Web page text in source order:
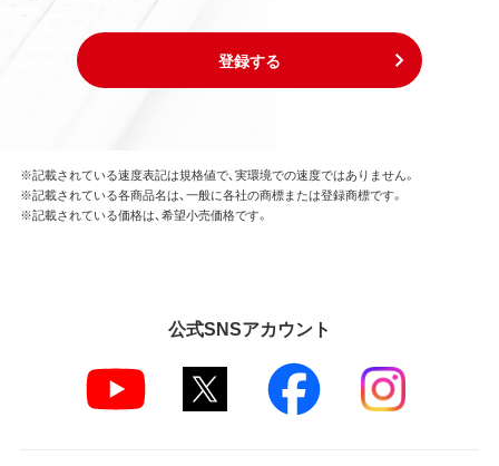
登録する
※記載されている速度表記は規格値で、実環境での速度ではありません。
※記載されている各商品名は、一般に各社の商標または登録商標です。
※記載されている価格は、希望小売価格です。
公式SNSアカウント